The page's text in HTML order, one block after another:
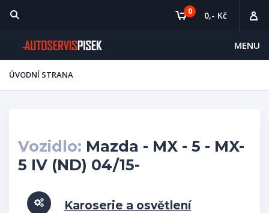
MENU
0 0,- Kč
ÚVODNÍ STRANA
Vozidlo: Mazda - MX - 5 - MX-
5 IV (ND) 04/15-
Karoserie a osvětlení